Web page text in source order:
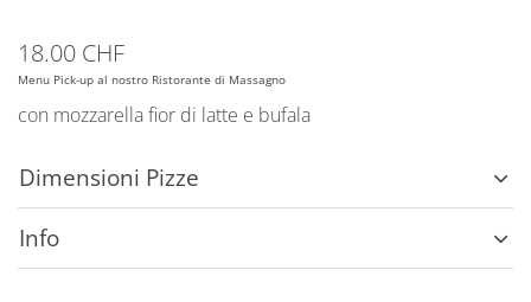
18.00 CHF
Menu Pick-up al nostro Ristorante di Massagno
con mozzarella fior di latte e bufala
Dimensioni Pizze
Info